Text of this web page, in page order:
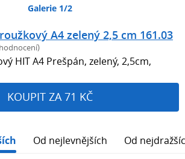
Galerie 1/2
A4 zelený 2,5 cm 161.03
HIT A4 Prešpán, zelený, 2,5cm,
KOUPIT ZA 71 KČ
Od nejlevnějších Od